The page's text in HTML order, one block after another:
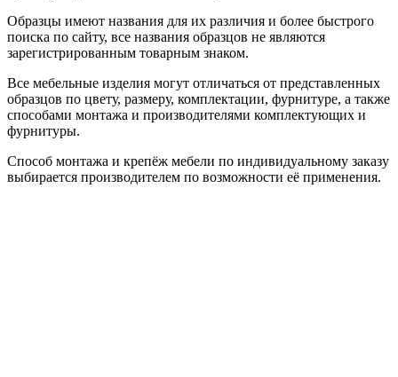
Образцы имеют названия для их различия и более быстрого
поиска по сайту, все названия образцов не являются
зарегистрированным товарным знаком.
Все мебельные изделия могут отличаться от представленных
образцов по цвету, размеру, комплектации, фурнитуре, а также
способами монтажа и производителями комплектующих и
фурнитуры.
Способ монтажа и крепёж мебели по индивидуальному заказу
выбирается производителем по возможности её применения.